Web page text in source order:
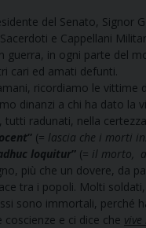
del Senato, Signor
e Cappellani
guerra, in ogni parte del
cari ed amati defunti.
ricordiamo le vittime
a chi ha dato la
radunati, nella certezza
” (= lascia che i morti
loquitur” (= il morto,
più che un dovere, da
tra i popoli. Molti
sono immortali, perché
coscienze e ci dice che